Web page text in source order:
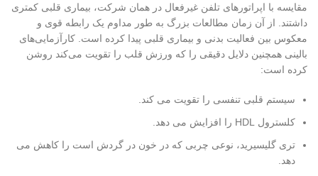
مقایسه با اپراتورهای تلفن غیرفعال در همان شرکت، بیماری قلبی کمتری
داشتند. از آن زمان مطالعات بزرگ به طور مداوم یک رابطه قوی و
معکوس بین فعالیت بدنی و بیماری قلبی پیدا کرده است. کارآزمایی‌های
بالینی همچنین دلایل دقیقی را که ورزش قلب را تقویت می‌کند روشن
کرده است:
سیستم قلبی تنفسی را تقویت می کند.
کلسترول HDL را افزایش می دهد.
تری گلیسیرید، نوعی چربی که در خون در گردش است را کاهش می
دهد.